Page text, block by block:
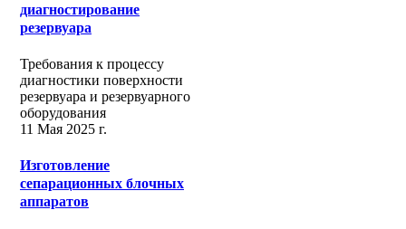
диагностирование
резервуара
Требования к процессу
диагностики поверхности
резервуара и резервуарного
оборудования
11 Мая 2025 г.
Изготовление
сепарационных блочных
аппаратов